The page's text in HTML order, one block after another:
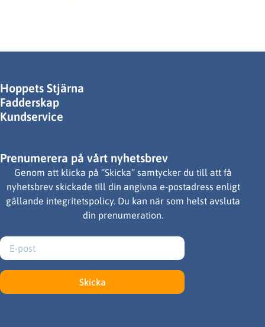
Hoppets Stjärna
Fadderskap
Kundservice
Prenumerera på vårt nyhetsbrev
Genom att klicka på ”Skicka” samtycker du till att få
nyhetsbrev skickade till din angivna e-postadress enligt
gällande integritetspolicy. Du kan när som helst avsluta
din prenumeration.
Skicka